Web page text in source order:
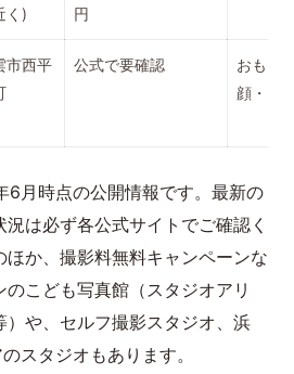
く)
円
市西平
公式で要確認
おもち
顔・マ
月時点の公開情報です。最新の
は必ず各公式サイトでご確認く
ほか、撮影料無料キャンペーンな
こども写真館（スタジオアリ
）や、セルフ撮影スタジオ、浜
スタジオもあります。